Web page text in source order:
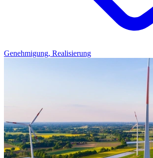
Genehmigung, Realisierung